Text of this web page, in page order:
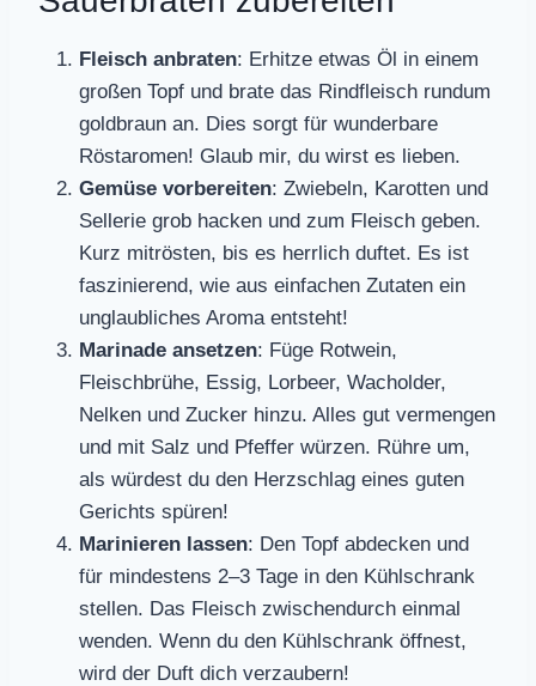
Fleisch anbraten: Erhitze etwas Öl in einem
großen Topf und brate das Rindfleisch rundum
goldbraun an. Dies sorgt für wunderbare
Röstaromen! Glaub mir, du wirst es lieben.
Gemüse vorbereiten: Zwiebeln, Karotten und
Sellerie grob hacken und zum Fleisch geben.
Kurz mitrösten, bis es herrlich duftet. Es ist
faszinierend, wie aus einfachen Zutaten ein
unglaubliches Aroma entsteht!
Marinade ansetzen: Füge Rotwein,
Fleischbrühe, Essig, Lorbeer, Wacholder,
Nelken und Zucker hinzu. Alles gut vermengen
und mit Salz und Pfeffer würzen. Rühre um,
als würdest du den Herzschlag eines guten
Gerichts spüren!
Marinieren lassen: Den Topf abdecken und
für mindestens 2–3 Tage in den Kühlschrank
stellen. Das Fleisch zwischendurch einmal
wenden. Wenn du den Kühlschrank öffnest,
wird der Duft dich verzaubern!